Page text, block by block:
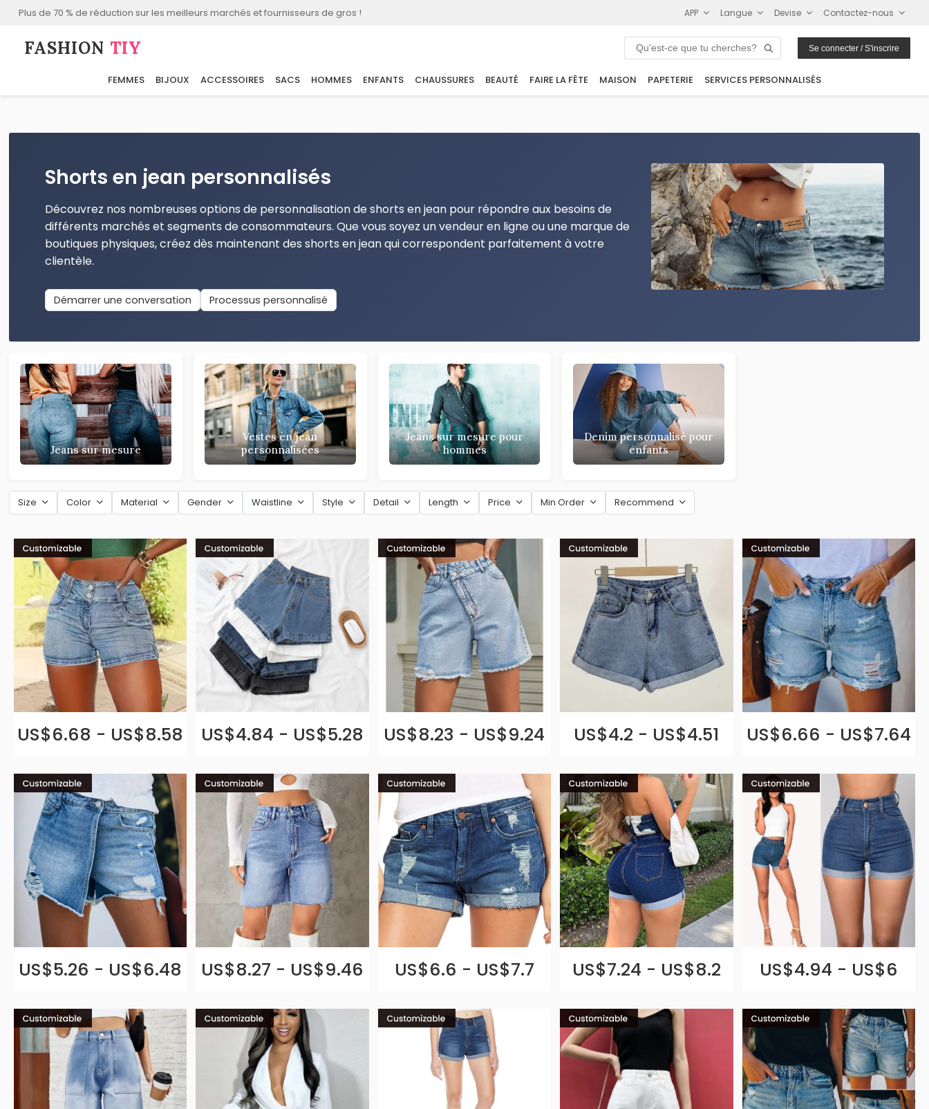
Plus de 70 % de réduction sur les meilleurs marchés et fournisseurs de gros ! APP Langue Devise Contactez-nous
FASHION⁠ TIY Se connecter / S'inscrire
FEMMES BIJOUX ACCESSOIRES SACS HOMMES ENFANTS CHAUSSURES BEAUTÉ FAIRE LA FÊTE MAISON PAPETERIE SERVICES PERSONNALISÉS
Shorts en jean personnalisés
Découvrez nos nombreuses options de personnalisation de shorts en jean pour répondre aux besoins de
différents marchés et segments de consommateurs. Que vous soyez un vendeur en ligne ou une marque de
boutiques physiques, créez dès maintenant des shorts en jean qui correspondent parfaitement à votre
clientèle.
Démarrer une conversation Processus personnalisé
Jeans sur mesure
Vestes en jean
personnalisées
Jeans sur mesure pour
hommes
Denim personnalisé pour
enfants
Size Color Material Gender Waistline Style Detail Length Price Min Order Recommend
US$6.68 - US$8.58 US$4.84 - US$5.28 US$8.23 - US$9.24 US$4.2 - US$4.51 US$6.66 - US$7.64
US$5.26 - US$6.48 US$8.27 - US$9.46 US$6.6 - US$7.7 US$7.24 - US$8.2 US$4.94 - US$6